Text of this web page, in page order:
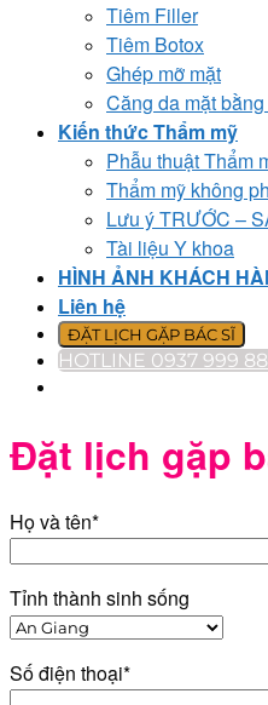
Tiêm Filler
Tiêm Botox
Ghép mỡ mặt
Căng da mặt
Kiến thức Thẩm mỹ
Phẫu thuật Thẩm
Thẩm mỹ không
Lưu ý TRƯỚC –
Tài liệu Y khoa
HÌNH ẢNH KHÁCH
Liên hệ
ĐẶT LỊCH GẶP BÁC SĨ
HOTLINE 0937 999
Đặt lịch gặp
Họ và tên*
Tỉnh thành sinh sống
Số điện thoại*